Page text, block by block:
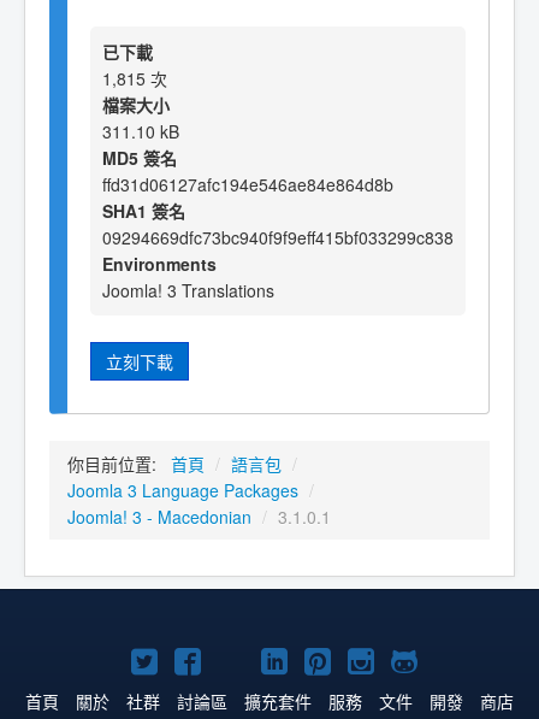
已下載
1,815 次
檔案大小
311.10 kB
MD5 簽名
ffd31d06127afc194e546ae84e864d8b
SHA1 簽名
09294669dfc73bc940f9f9eff415bf033299c838
Environments
Joomla! 3 Translations
立刻下載
你目前位置: 首頁 / 語言包 /
Joomla 3 Language Packages /
Joomla! 3 - Macedonian / 3.1.0.1
Twitter
上
Facebook
上
YouTube
上
Linkedln
上
Pinterest
上
Instagram
上
GitHub
上
首頁 關於 社群 討論區 擴充套件 服務 文件 開發 商店